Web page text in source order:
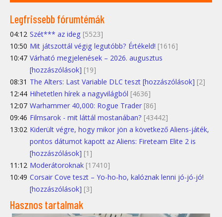
Legfrissebb fórumtémák
04:12 Szét*** az ideg [5523]
10:50 Mit játszottál végig legutóbb? Értékeld! [1616]
10:47 Várható megjelenések – 2026. augusztus
[hozzászólások] [19]
08:31 The Alters: Last Variable DLC teszt [hozzászólások] [2]
12:44 Hihetetlen hírek a nagyvilágból [4636]
12:07 Warhammer 40,000: Rogue Trader [86]
09:46 Filmsarok - mit láttál mostanában? [43442]
13:02 Kiderült végre, hogy mikor jön a következő Aliens-játék,
pontos dátumot kapott az Aliens: Fireteam Elite 2 is
[hozzászólások] [1]
11:12 Moderátoroknak [17410]
10:49 Corsair Cove teszt – Yo-ho-ho, kalóznak lenni jó-jó-jó!
[hozzászólások] [3]
Hasznos tartalmak